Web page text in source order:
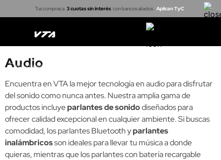
Tus compras a 3 cuotas sin interés con bancos aliados. Aplican TyC
Casa inteligente
Audio
Encuentra en VTA la mejor tecnología en audio para disfrutar
del sonido como nunca antes. Nuestra amplia gama de
productos incluyeparlantes de sonidodiseñados para
ofrecer calidad excepcional en cualquier ambiente. Si buscas
comodidad, los parlantes Bluetooth yparlantes
inalámbricosson ideales para llevar tu música a donde
quieras, mientras que los parlantes con batería recargable